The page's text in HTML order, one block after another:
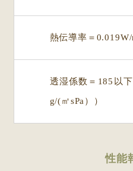
熱伝導率＝
透湿係数＝185以
g/(㎡sPa））
性能